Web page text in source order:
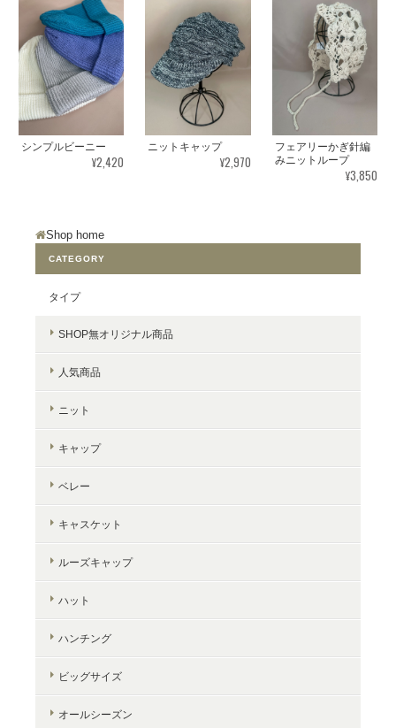
シンプルビーニー
¥2,420
ニットキャップ
¥2,970
フェアリーかぎ針編
みニットループ
¥3,850
Shop home
CATEGORY
タイプ
SHOP無オリジナル商品
人気商品
ニット
キャップ
ベレー
キャスケット
ルーズキャップ
ハット
ハンチング
ビッグサイズ
オールシーズン